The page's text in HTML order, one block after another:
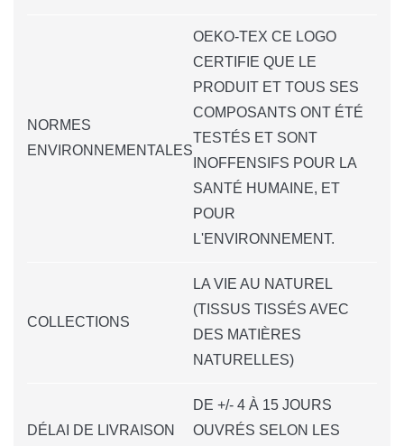
NORMES
ENVIRONNEMENTALES
OEKO-TEX CE LOGO
CERTIFIE QUE LE
PRODUIT ET TOUS SES
COMPOSANTS ONT ÉTÉ
TESTÉS ET SONT
INOFFENSIFS POUR LA
SANTÉ HUMAINE, ET
POUR
L'ENVIRONNEMENT.
COLLECTIONS
LA VIE AU NATUREL
(TISSUS TISSÉS AVEC
DES MATIÈRES
NATURELLES)
DÉLAI DE LIVRAISON
DE +/- 4 À 15 JOURS
OUVRÉS SELON LES